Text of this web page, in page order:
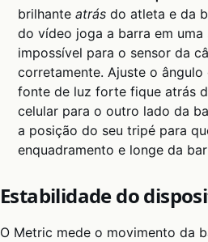
brilhanteatrás do atleta e da
do vídeo joga a barra em uma
impossível para o sensor da
corretamente. Ajuste o
fonte de luz forte fique atrás
celular para o outro lado da
a posição do seu tripé para
enquadramento e longe da
Estabilidade do
O Metric mede o movimento da